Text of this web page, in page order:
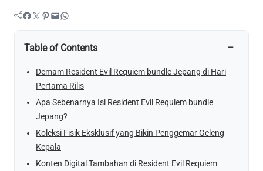
Facebook Twitter Pinterest Mail WhatsApp
Table of Contents −
Demam Resident Evil Requiem bundle Jepang di Hari
Pertama Rilis
Apa Sebenarnya Isi Resident Evil Requiem bundle
Jepang?
Koleksi Fisik Eksklusif yang Bikin Penggemar Geleng
Kepala
Konten Digital Tambahan di Resident Evil Requiem